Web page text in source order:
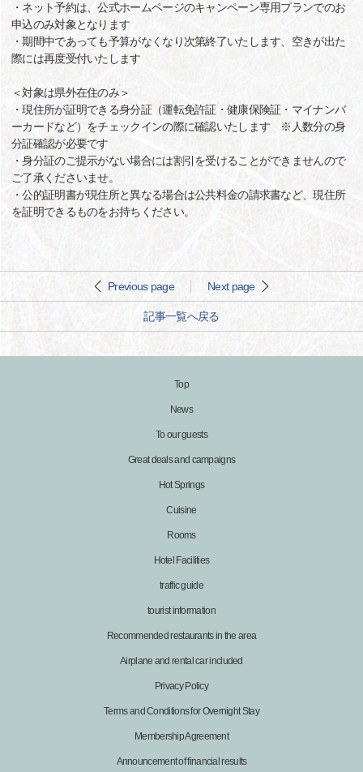
・ネット予約は、公式ホームページのキャンペーン専用プランでのお
申込のみ対象となります
・期間中であっても予算がなくなり次第終了いたします、空きが出た
際には再度受付いたします
＜対象は県外在住のみ＞
・現住所が証明できる身分証（運転免許証・健康保険証・マイナンバ
ーカードなど）をチェックインの際に確認いたします ※人数分の身
分証確認が必要です
・身分証のご提示がない場合には割引を受けることができませんので
ご了承くださいませ。
・公的証明書が現住所と異なる場合は公共料金の請求書など、現住所
を証明できるものをお持ちください。
Previous page Next page
記事一覧へ戻る
Top
News
To our guests
Great deals and campaigns
Hot Springs
Cuisine
Rooms
Hotel Facilities
traffic guide
tourist information
Recommended restaurants in the area
Airplane and rental car included
Privacy Policy
Terms and Conditions for Overnight Stay
Membership Agreement
Announcement of financial results